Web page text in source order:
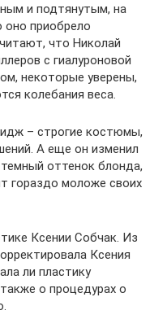
и подтянутым, на
приобрело
что Николай
с гиалуроновой
некоторые уверены,
колебания веса.
– строгие костюмы,
А еще он изменил
оттенок блонда,
гораздо моложе своих
Ксении Собчак. Из
Ксения
ли пластику
о процедурах о